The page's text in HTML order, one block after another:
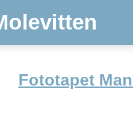
Fototapet